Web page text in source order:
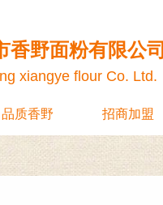
香野面粉有限公司
xiangye flour Co. Ltd.
品质香野 招商加盟